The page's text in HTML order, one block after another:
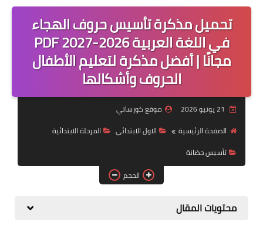
المرحلة الثانوية
تأسيس حضانة
موضوعات
تربويات
تكنولوجيا
روايات
تحميل مذكرة تأسيس حروف الهجاء
في اللغة العربية 2026-2027 PDF
مجانًا | أفضل مذكرة لتعليم الأطفال
الحروف وأشكالها
موقع كورساتي
الصفحة الرئيسية
الاول الابتدائي
المرحلة الابتدائية
تأسيس حضانة
الحجم
محتويات المقال